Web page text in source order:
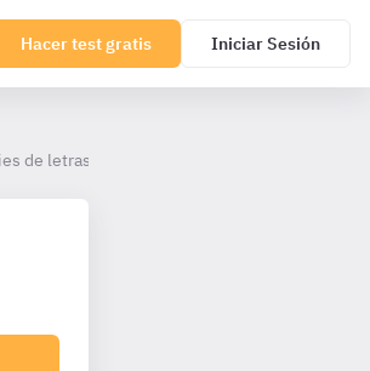
Hacer test gratis Iniciar Sesión
de letras - Nivel avanzado